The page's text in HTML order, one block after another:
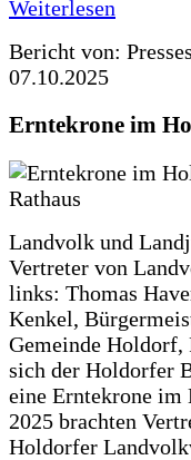
Weiterlesen
Bericht von:
07.10.2025
Erntekrone im
Landvolk und
Vertreter von
links: Thomas
Kenkel,
Gemeinde Holdorf,
sich der Holdorfer
eine Erntekrone im
2025 brachten
Holdorfer